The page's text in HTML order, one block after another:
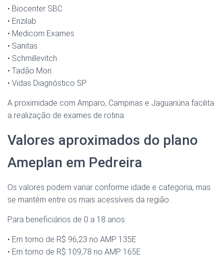
• Biocenter SBC
• Enzilab
• Medicom Exames
• Sanitas
• Schmillevitch
• Tadão Mori
• Vidas Diagnóstico SP
A proximidade com Amparo, Campinas e Jaguariúna facilita
a realização de exames de rotina.
Valores aproximados do plano
Ameplan em Pedreira
Os valores podem variar conforme idade e categoria, mas
se mantêm entre os mais acessíveis da região.
Para beneficiários de 0 a 18 anos:
• Em torno de R$ 96,23 no AMP 135E
• Em torno de R$ 109,78 no AMP 165E